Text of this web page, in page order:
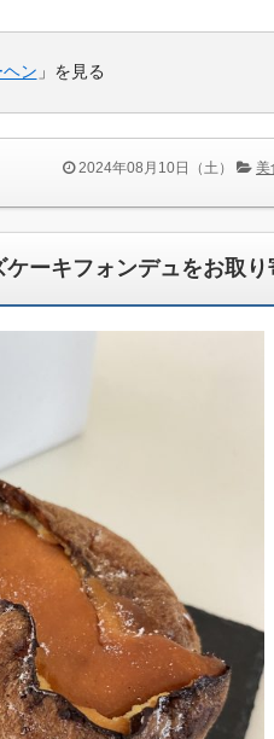
ン 」を見る
2024年08月10日（土） 美
ーキフォンデュをお取り